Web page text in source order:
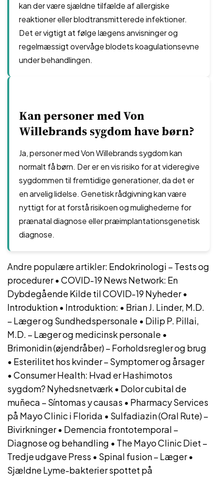
kan der være sjældne tilfælde af allergiske
reaktioner eller blodtransmitterede infektioner.
Det er vigtigt at følge lægens anvisninger og
regelmæssigt overvåge blodets koagulationsevne
under behandlingen.
Kan personer med Von
Willebrands sygdom have børn?
Ja, personer med Von Willebrands sygdom kan
normalt få børn. Der er en vis risiko for at videregive
sygdommen til fremtidige generationer, da det er
en arvelig lidelse. Genetisk rådgivning kan være
nyttigt for at forstå risikoen og mulighederne for
prænatal diagnose eller præimplantationsgenetisk
diagnose.
Andre populære artikler: Endokrinologi – Tests og
procedurer• COVID-19 News Network: En
Dybdegående Kilde til COVID-19 Nyheder•
Introduktion • Introduktion: • Brian J. Linder, M.D.
– Læger og Sundhedspersonale • Dilip P. Pillai,
M.D. – Læger og medicinsk personale •
Brimonidin (øjendråber) – Forholdsregler og brug
• Esterilitet hos kvinder – Symptomer og årsager
• Consumer Health: Hvad er Hashimotos
sygdom? Nyhedsnetværk • Dolor cubital de
muñeca – Síntomas y causas • Pharmacy Services
på Mayo Clinic i Florida • Sulfadiazin (Oral Rute) –
Bivirkninger• Demencia frontotemporal –
Diagnose og behandling • The Mayo Clinic Diet –
Tredje udgave Press • Spinal fusion – Læger•
Sjældne Lyme-bakterier spottet på